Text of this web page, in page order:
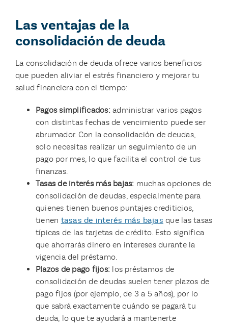
Las ventajas de la
consolidación de deuda
La consolidación de deuda ofrece varios beneficios
que pueden aliviar el estrés financiero y mejorar tu
salud financiera con el tiempo:
Pagos simplificados: administrar varios pagos
con distintas fechas de vencimiento puede ser
abrumador. Con la consolidación de deudas,
solo necesitas realizar un seguimiento de un
pago por mes, lo que facilita el control de tus
finanzas.
Tasas de interés más bajas: muchas opciones de
consolidación de deudas, especialmente para
quienes tienen buenos puntajes crediticios,
tienen tasas de interés más bajas que las tasas
típicas de las tarjetas de crédito. Esto significa
que ahorrarás dinero en intereses durante la
vigencia del préstamo.
Plazos de pago fijos: los préstamos de
consolidación de deudas suelen tener plazos de
pago fijos (por ejemplo, de 3 a 5 años), por lo
que sabrá exactamente cuándo se pagará tu
deuda, lo que te ayudará a mantenerte